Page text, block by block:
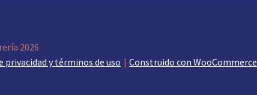
2026
privacidad y términos de uso
Construido con WooCommerce